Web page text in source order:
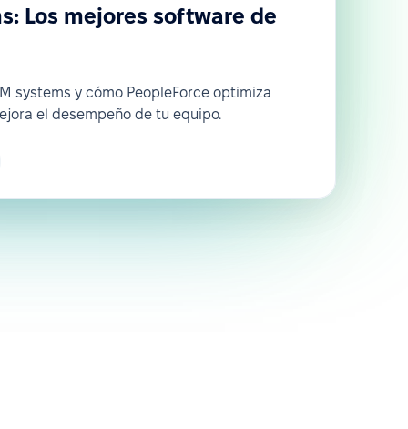
Los mejores software de
systems y cómo PeopleForce optimiza
el desempeño de tu equipo.